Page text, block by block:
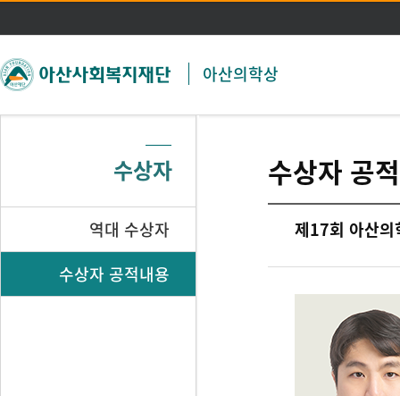
주메뉴 바로가기
본문 바로가기
아산의학상
수상자
역대 수상자
수상자 공적내용
수상자 공
제17회 아산